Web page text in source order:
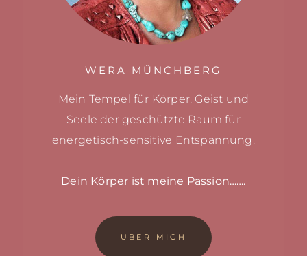
WERA MÜNCHBERG
Mein Tempel für Körper, Geist und
Seeleder geschützte Raum für
energetisch-sensitive Entspannung.
Dein Körper ist meine Passion…….
ÜBER MICH